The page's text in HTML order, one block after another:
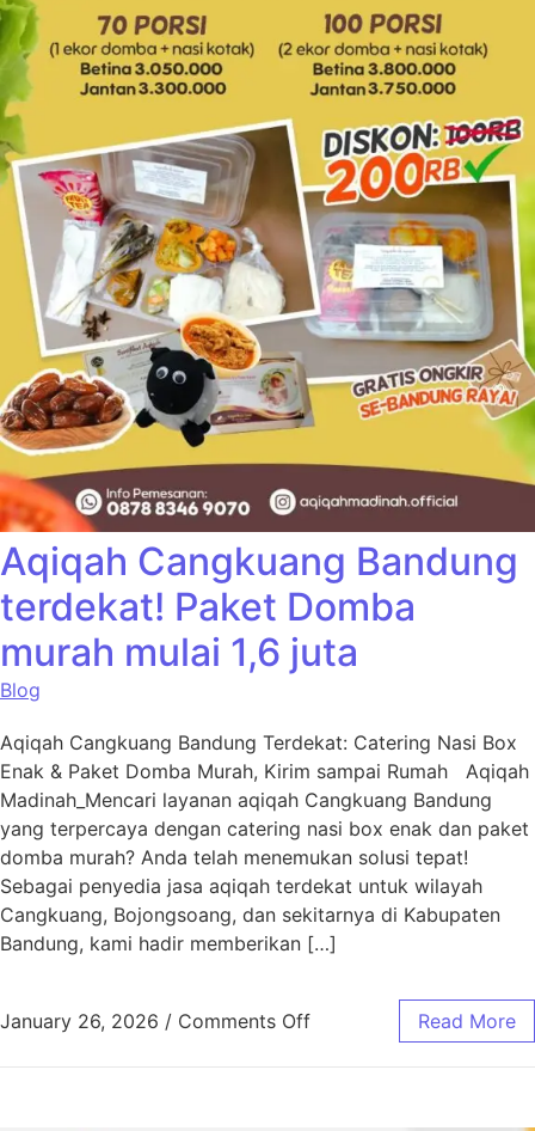
Aqiqah Cangkuang Bandung
terdekat! Paket Domba
murah mulai 1,6 juta
Blog
Aqiqah Cangkuang Bandung Terdekat: Catering Nasi Box
Enak & Paket Domba Murah, Kirim sampai Rumah Aqiqah
Madinah_Mencari layanan aqiqah Cangkuang Bandung
yang terpercaya dengan catering nasi box enak dan paket
domba murah? Anda telah menemukan solusi tepat!
Sebagai penyedia jasa aqiqah terdekat untuk wilayah
Cangkuang, Bojongsoang, dan sekitarnya di Kabupaten
Bandung, kami hadir memberikan […]
January 26, 2026 / Comments Off Read More